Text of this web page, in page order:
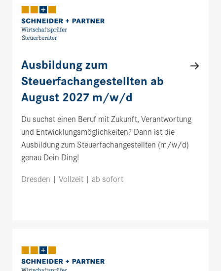
Ausbildung zum
Steuerfachangestellten ab
August 2027 m/w/d
Du suchst einen Beruf mit Zukunft, Verantwortung
und Entwicklungsmöglichkeiten? Dann ist die
Ausbildung zum Steuerfachangestellten (m/w/d)
genau Dein Ding!
Dresden | Vollzeit | ab sofort